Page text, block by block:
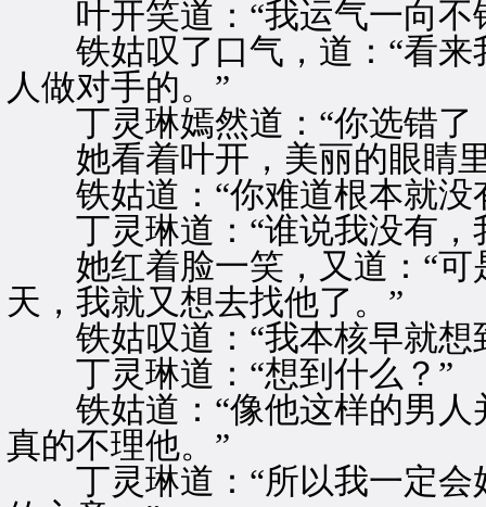
叶开笑道：“我运气一向不
铁姑叹了口气，道：“看来
人做对手的。”
丁灵琳嫣然道：“你选错了
她看着叶开，美丽的眼睛里
铁姑道：“你难道根本就没
丁灵琳道：“谁说我没有，
她红着脸一笑，又道：“可
天，我就又想去找他了。”
铁姑叹道：“我本核早就想
丁灵琳道：“想到什么？”
铁姑道：“像他这样的男人
真的不理他。”
丁灵琳道：“所以我一定会